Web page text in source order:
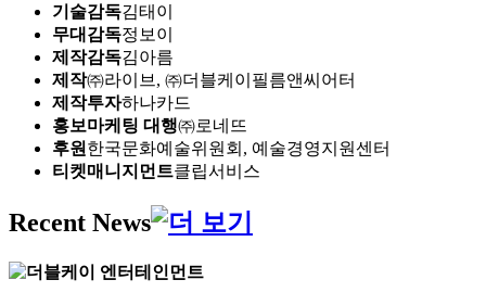
기술감독김태이
무대감독정보이
제작감독김아름
제작㈜라이브, ㈜더블케이필름앤씨어터
제작투자하나카드
홍보마케팅 대행㈜로네뜨
후원 한국문화예술위원회, 예술경영지원센터
티켓매니지먼트클립서비스
Recent News